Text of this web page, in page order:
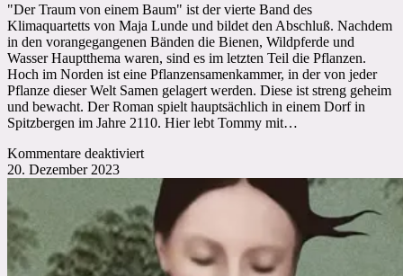
"Der Traum von einem Baum" ist der vierte Band des
Klimaquartetts von Maja Lunde und bildet den Abschluß. Nachdem
in den vorangegangenen Bänden die Bienen, Wildpferde und
Wasser Hauptthema waren, sind es im letzten Teil die Pflanzen.
Hoch im Norden ist eine Pflanzensamenkammer, in der von jeder
Pflanze dieser Welt Samen gelagert werden. Diese ist streng geheim
und bewacht. Der Roman spielt hauptsächlich in einem Dorf in
Spitzbergen im Jahre 2110. Hier lebt Tommy mit…
Kommentare deaktiviertfür
Lunde:
Der
Traum
von
einem
Baum
20. Dezember 2023